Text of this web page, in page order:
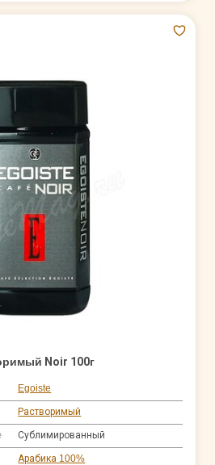
Noir 100г
Egoiste
Растворимый
Сублимированный
Арабика 100%